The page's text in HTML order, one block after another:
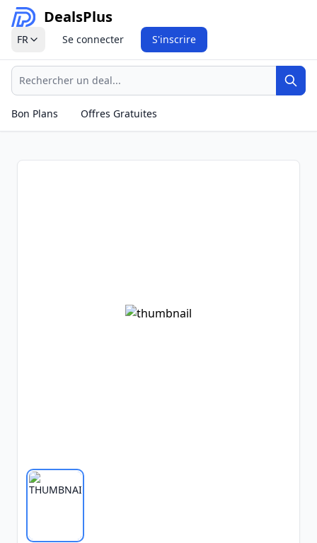
DealsPlus
FR Se connecter S'inscrire
Recherche
Bon Plans
Offres Gratuites